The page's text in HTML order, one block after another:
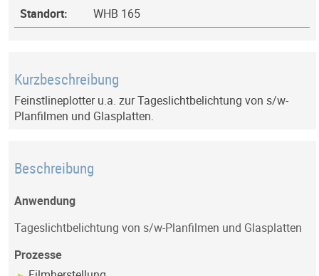
Standort:
WHB 165
Kurzbeschreibung
Feinstlineplotter u.a. zur Tageslichtbelichtung von s/w-
Planfilmen und Glasplatten.
Beschreibung
Anwendung
Tageslichtbelichtung von s/w-Planfilmen und Glasplatten
Prozesse